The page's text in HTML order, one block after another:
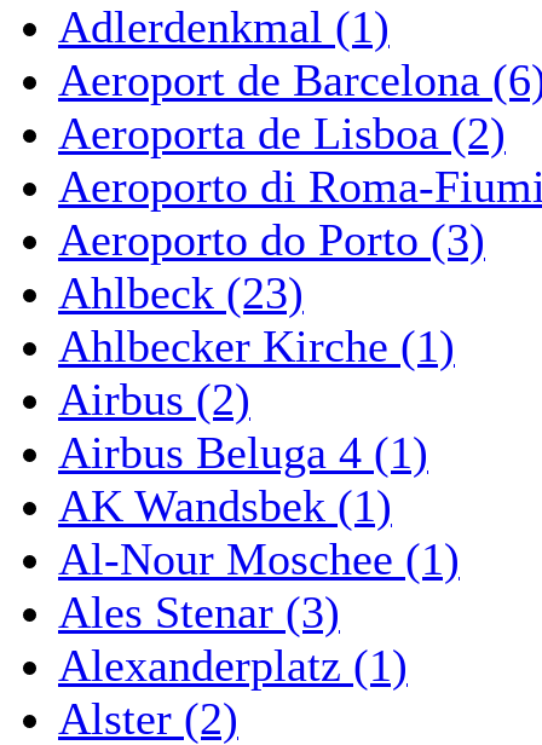
Adlerdenkmal (1)
Aeroport de Barcelona
Aeroporta de Lisboa (2)
Aeroporto di Roma-
Aeroporto do Porto (3)
Ahlbeck (23)
Ahlbecker Kirche (1)
Airbus (2)
Airbus Beluga 4 (1)
AK Wandsbek (1)
Al-Nour Moschee (1)
Ales Stenar (3)
Alexanderplatz (1)
Alster (2)